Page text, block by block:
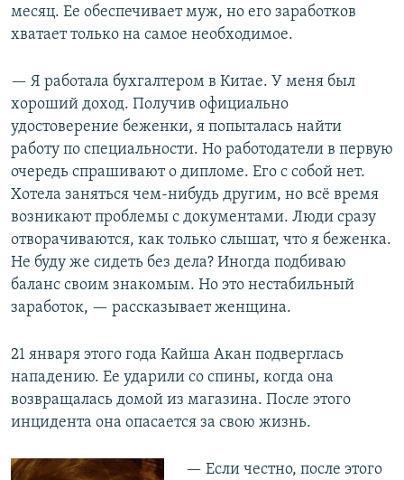
месяц. Ее обеспечивает муж, но его заработков
хватает только на самое необходимое.
— Я работала бухгалтером в Китае. У меня был
хороший доход. Получив официально
удостоверение беженки, я попыталась найти
работу по специальности. Но работодатели в первую
очередь спрашивают о дипломе. Его с собой нет.
Хотела заняться чем-нибудь другим, но всё время
возникают проблемы с документами. Люди сразу
отворачиваются, как только слышат, что я беженка.
Не буду же сидеть без дела? Иногда подбиваю
баланс своим знакомым. Но это нестабильный
заработок, — рассказывает женщина.
21 января этого года Кайша Акан подверглась
нападению. Ее ударили со спины, когда она
возвращалась домой из магазина. После этого
инцидента она опасается за свою жизнь.
— Если честно, после этого